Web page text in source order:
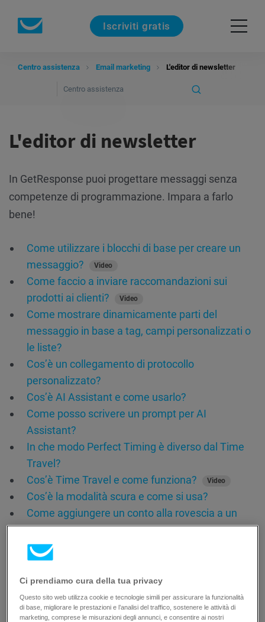
Iscriviti gratis
Centro assistenza Email marketing L'editor di newsletter
L'editor di newsletter
In GetResponse puoi progettare messaggi senza
competenze di programmazione. Impara a farlo
bene!
Come utilizzare i blocchi di base per creare un
messaggio?
Video
Come faccio a inviare raccomandazioni sui
prodotti ai clienti?
Video
Come mostrare dinamicamente parti del
messaggio in base a tag, campi personalizzati o
le liste?
Cos’è un collegamento di protocollo
personalizzato?
Cos’è AI Assistant e come usarlo?
Come posso scrivere un prompt per AI
Assistant?
In che modo Perfect Timing è diverso dal Time
Travel?
Cos’è Time Travel e come funziona?
Video
Cos’è la modalità scura e come si usa?
Come aggiungere un conto alla rovescia a un
messaggio?
Come utilizzare l’opzione CSS personalizzato
nell’editor di posta elettronica?
Come fare in modo che i messaggi abbiano un
bell’aspetto in Outlook?
Come faccio ad utilizzare i webfont nel
Ci prendiamo cura della tua privacy
Questo sito web utilizza cookie e tecnologie simili per assicurare la funzionalità
di base, migliorare le prestazioni e l’analisi del traffico, sostenere le attività di
marketing, comprese le misurazioni degli annunci, e consentire ai nostri